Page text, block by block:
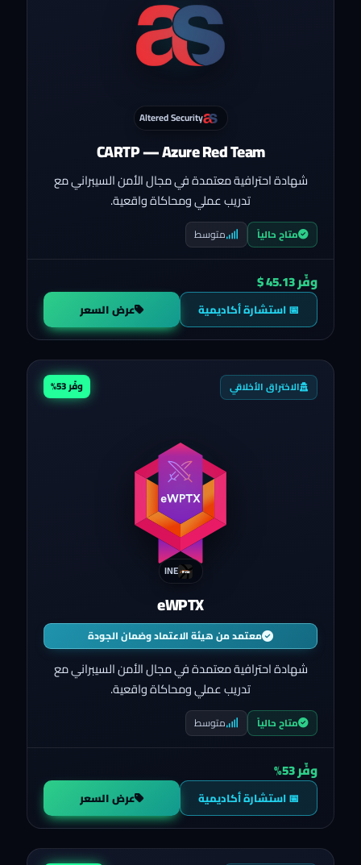
Altered Security
CARTP — Azure Red Team
شهادة احترافية معتمدة في مجال الأمن السيبراني مع
تدريب عملي ومحاكاة واقعية.
متاح حالياً متوسط
وفّر 45.13 $
📅 استشارة أكاديمية عرض السعر
الاختراق الأخلاقي وفّر 53%
INE
eWPTX
معتمد من هيئة الاعتماد وضمان الجودة
شهادة احترافية معتمدة في مجال الأمن السيبراني مع
تدريب عملي ومحاكاة واقعية.
متاح حالياً متوسط
وفّر 53%
📅 استشارة أكاديمية عرض السعر